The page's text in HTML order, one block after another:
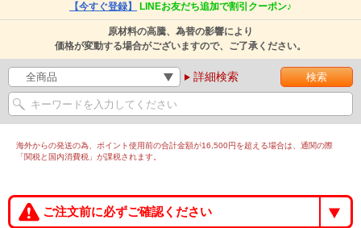
【今すぐ登録】 LINEお友だち追加で割引クーポン♪
原材料の高騰、為替の影響により
価格が変動する場合がございますので、ご了承ください。
詳細検索
海外からの発送の為、ポイント使用前の合計金額が16,500円を超える場合は、通関の際
「関税と国内消費税」が課税されます。
ご注文前に必ずご確認ください